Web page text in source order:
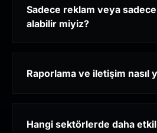
Sadece reklam veya
alabilir miyiz?
Raporlama ve iletişim nasıl
Hangi sektörlerde daha